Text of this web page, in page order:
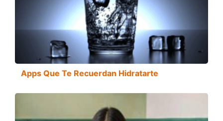
Apps Que Te Recuerdan Hidratarte